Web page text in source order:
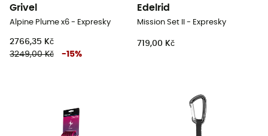
Grivel
Alpine Plume x6 - Expresky
2766,35 Kč
3249,00 Kč
-15%
Edelrid
Mission Set II - Expresky
719,00 Kč